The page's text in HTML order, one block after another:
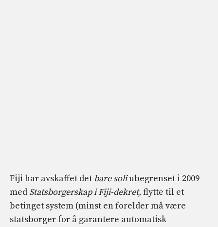
Fiji har avskaffet detbare soliubegrenset i 2009
med Statsborgerskap i Fiji-dekret, flytte til et
betinget system (minst en forelder må være
statsborger for å garantere automatisk